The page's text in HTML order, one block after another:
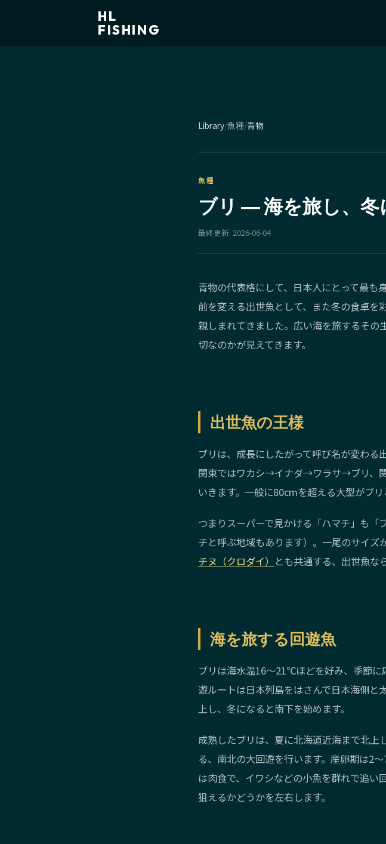
HL
FISHING
Library/魚種/青物
魚種
ブリ ― 海を旅し、
最終更新: 2026-06-04
青物の代表格にして、日本人にとって最も
前を変える出世魚として、また冬の食卓を
親しまれてきました。広い海を旅するその
切なのかが見えてきます。
出世魚の王様
ブリは、成長にしたがって呼び名が変わる
関東ではワカシ→イナダ→ワラサ→ブリ、
いきます。一般に80cmを超える大型がブリ
つまりスーパーで見かける「ハマチ」も
チと呼ぶ地域もあります）。一尾のサイズ
チヌ（クロダイ） とも共通する、出世魚な
海を旅する回遊魚
ブリは海水温16〜21℃ほどを好み、季節
遊ルートは日本列島をはさんで日本海側
上し、冬になると南下を始めます。
成熟したブリは、夏に北海道近海まで北
る、南北の大回遊を行います。産卵期は2
は肉食で、イワシなどの小魚を群れで追い
狙えるかどうかを左右します。